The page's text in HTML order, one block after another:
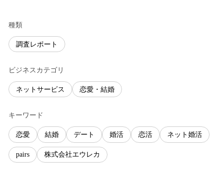
種類
調査レポート
ビジネスカテゴリ
ネットサービス 恋愛・結婚
キーワード
恋愛 結婚 デート 婚活 恋活 ネット婚活
pairs 株式会社エウレカ